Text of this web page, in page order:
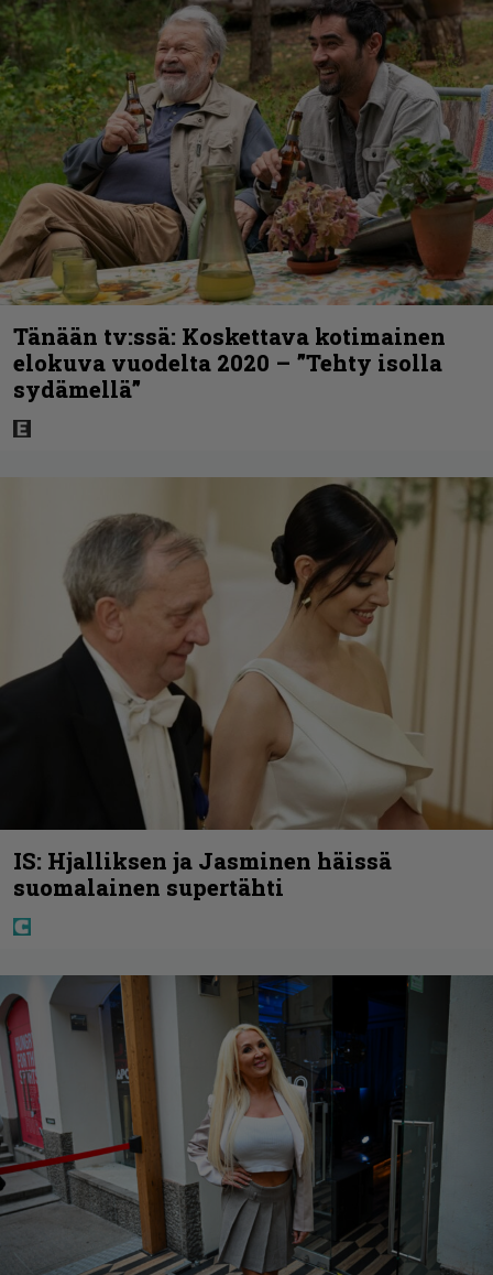
Tänään tv:ssä: Koskettava kotimainen
elokuva vuodelta 2020 – ”Tehty isolla
sydämellä”
IS: Hjalliksen ja Jasminen häissä
suomalainen supertähti